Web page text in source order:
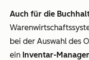
Auch für die
bei der Auswahl des
ein Inventar-